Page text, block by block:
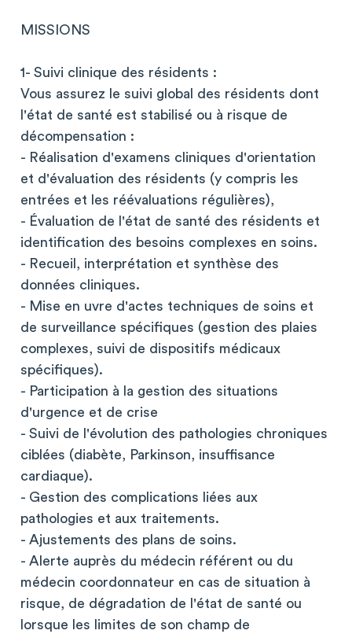
MISSIONS
1- Suivi clinique des résidents :
Vous assurez le suivi global des résidents dont
l'état de santé est stabilisé ou à risque de
décompensation :
- Réalisation d'examens cliniques d'orientation
et d'évaluation des résidents (y compris les
entrées et les réévaluations régulières),
- Évaluation de l'état de santé des résidents et
identification des besoins complexes en soins.
- Recueil, interprétation et synthèse des
données cliniques.
- Mise en uvre d'actes techniques de soins et
de surveillance spécifiques (gestion des plaies
complexes, suivi de dispositifs médicaux
spécifiques).
- Participation à la gestion des situations
d'urgence et de crise
- Suivi de l'évolution des pathologies chroniques
ciblées (diabète, Parkinson, insuffisance
cardiaque).
- Gestion des complications liées aux
pathologies et aux traitements.
- Ajustements des plans de soins.
- Alerte auprès du médecin référent ou du
médecin coordonnateur en cas de situation à
risque, de dégradation de l'état de santé ou
lorsque les limites de son champ de